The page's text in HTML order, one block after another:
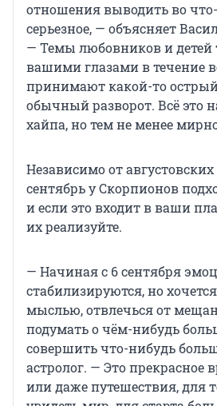
отношения выводить во что-
серьезное, — объясняет
— Темы любовников и детей
вашими глазами в течение
принимают какой-то
обычный разворот. Всё это
хайпа, но тем не менее
Независимо от
сентябрь у Скорпионов
и если это входит в ваши
их реализуйте.
— Начиная с 6 сентября
стабилизируются, но
мыслью, отвлечься от
подумать о чём-нибудь
совершить что-нибудь
астролог. — Это прекрасное
или даже путешествия, для